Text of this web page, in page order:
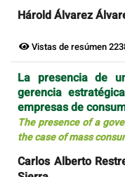
Hárold Álvarez
Vistas de resúmen
La presencia de
gerencia
empresas de
The presence of a
the case of mass
Carlos Alberto